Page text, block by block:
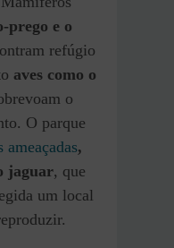
prego e o
refúgio
aves como o
o
O parque
ameaçadas,
jaguar, que
um local